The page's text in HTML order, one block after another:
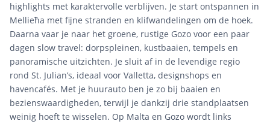
highlights met karaktervolle verblijven. Je start ontspannen in
Mellieħa met fijne stranden en klifwandelingen om de hoek.
Daarna vaar je naar het groene, rustige Gozo voor een paar
dagen slow travel: dorpspleinen, kustbaaien, tempels en
panoramische uitzichten. Je sluit af in de levendige regio
rond St. Julian’s, ideaal voor Valletta, designshops en
havencafés. Met je huurauto ben je zo bij baaien en
bezienswaardigheden, terwijl je dankzij drie standplaatsen
weinig hoeft te wisselen. Op Malta en Gozo wordt links